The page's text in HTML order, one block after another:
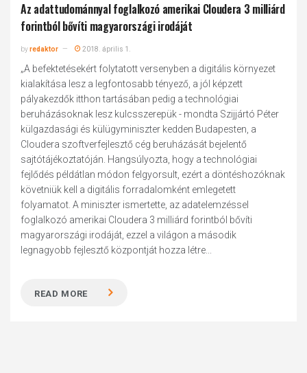
Az adattudománnyal foglalkozó amerikai Cloudera 3 milliárd
forintból bővíti magyarországi irodáját
byredaktor 2018. április 1.
„A befektetésekért folytatott versenyben a digitális környezet
kialakítása lesz a legfontosabb tényező, a jól képzett
pályakezdők itthon tartásában pedig a technológiai
beruházásoknak lesz kulcsszerepük - mondta Szijjártó Péter
külgazdasági és külügyminiszter kedden Budapesten, a
Cloudera szoftverfejlesztő cég beruházását bejelentő
sajtótájékoztatóján. Hangsúlyozta, hogy a technológiai
fejlődés példátlan módon felgyorsult, ezért a döntéshozóknak
követniük kell a digitális forradalomként emlegetett
folyamatot. A miniszter ismertette, az adatelemzéssel
foglalkozó amerikai Cloudera 3 milliárd forintból bővíti
magyarországi irodáját, ezzel a világon a második
legnagyobb fejlesztő központját hozza létre...
READ MORE